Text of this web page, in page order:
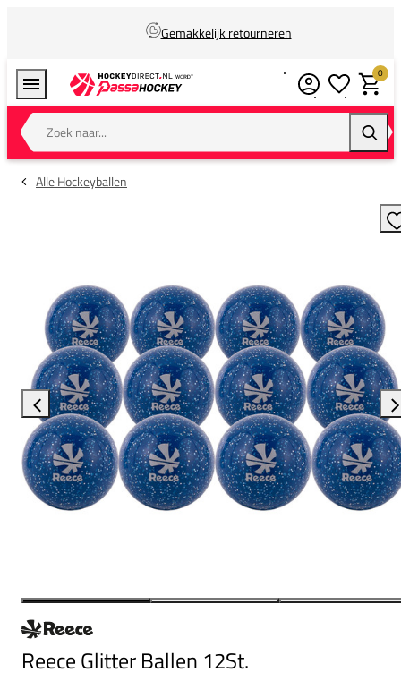
Gemakkelijk retourneren
Zoek naar...
0
Alle Hockeyballen
Reece Glitter Ballen 12St.